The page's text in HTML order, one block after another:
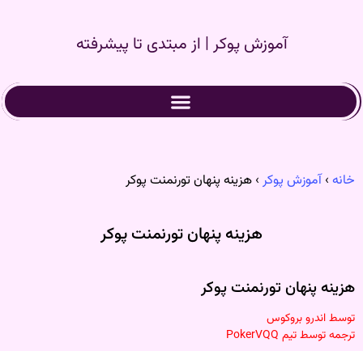
آموزش پوکر | از مبتدی تا پیشرفته
خانه ›آموزش پوکر › هزینه پنهان تورنمنت پوکر
هزینه پنهان تورنمنت پوکر
هزینه پنهان تورنمنت پوکر
توسط اندرو بروکوس
ترجمه توسط تیم PokerVQQ